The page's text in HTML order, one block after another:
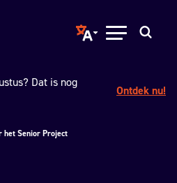
Translate page to
Open menu
Dat is nog
Ontdek nu!
het Senior Project